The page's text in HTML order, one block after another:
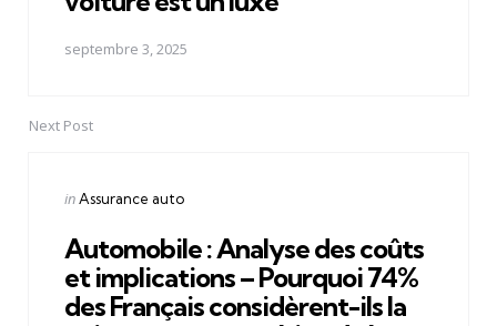
septembre 3, 2025
Next Post
Posted
inAssurance auto
Automobile : Analyse des coûts
et implications – Pourquoi 74%
des Français considèrent-ils la